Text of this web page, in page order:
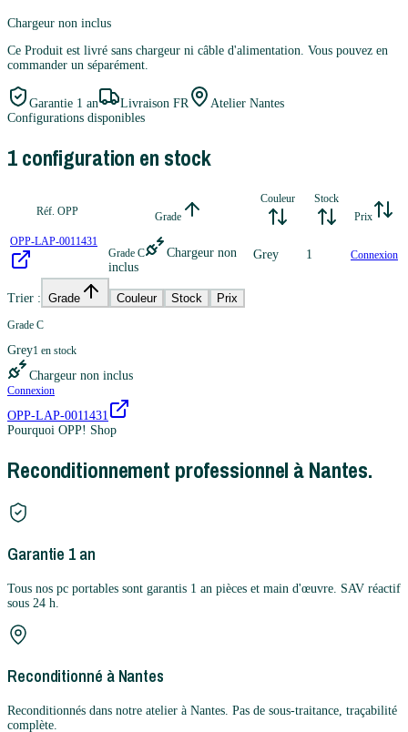
Chargeur non inclus
Ce Produit est livré sans chargeur ni câble d'alimentation. Vous pouvez en
commander un séparément.
Garantie 1 an Livraison FR
Atelier Nantes
Configurations disponibles
1configuration en stock
Réf. OPP Grade
Couleur
Stock
Prix
OPP-LAP-0011431
Grade C
Chargeur non
inclus
Grey 1 Connexion
Trier : Grade Couleur Stock Prix
Grade C
Grey1 en stock
Chargeur non inclus
Connexion
OPP-LAP-0011431
Pourquoi OPP! Shop
Reconditionnement professionnel à Nantes.
Garantie 1 an
Tous nos pc portables sont garantis 1 an pièces et main d'œuvre. SAV réactif
sous 24 h.
Reconditionné à Nantes
Reconditionnés dans notre atelier à Nantes. Pas de sous-traitance, traçabilité
complète.